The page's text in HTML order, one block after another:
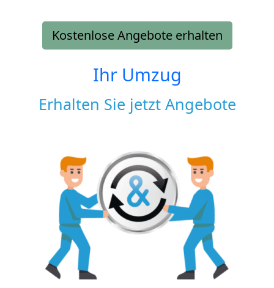
Kostenlose Angebote erhalten
Ihr Umzug
Erhalten Sie jetzt Angebote